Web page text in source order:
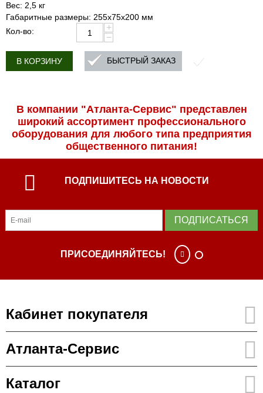
Вес: 2,5 кг
Габаритные размеры: 255х75х200 мм
Кол-во:
+
−
В КОРЗИНУ БЫСТРЫЙ ЗАКАЗ
В компании "Атланта-Сервис" представлен
широкий ассортимент профессиональ­ного
оборудования для любого типа предприятия
общественного питания!
ПОДПИШИТЕСЬ НА НОВОСТИ
ПОДПИСАТЬСЯ
ПРИСОЕДИНЯЙТЕСЬ!
Кабинет покупателя
Атланта-Сервис
Каталог